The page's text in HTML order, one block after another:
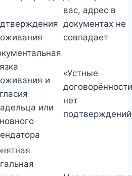
вас, адрес в
документах не
совпадает
и
или
«Устные
нет
подтверждений